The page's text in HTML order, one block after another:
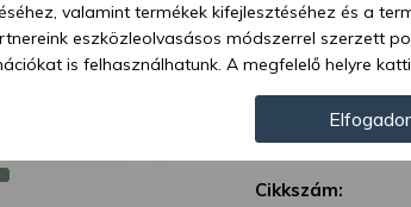
Elérhetőség:
Szállítás:
Szállítási mód:
Garancia:
Cikkszám:
valamint termékek kifejlesztéséhez és a
eszközleolvasásos módszerrel szerzett
is felhasználhatunk. A megfelelő helyre
a fent leírtak szerint adatkezelést végezzünk.
elutasítása előtt részletesebb információkhoz
hogy személyes adatainak bizonyos
jogában áll tiltakozni az ilyen jellegű adatkezelés
Erre a webhelyre visszatérve vagy az